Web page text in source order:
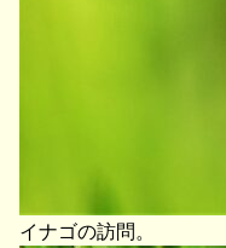
イナゴの訪問。